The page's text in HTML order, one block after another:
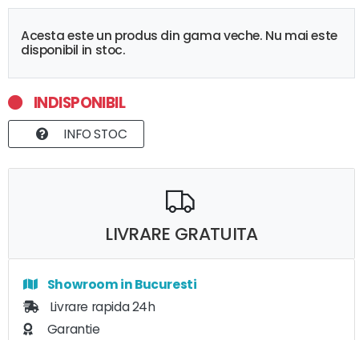
Acesta este un produs din gama veche. Nu mai este
disponibil in stoc.
INDISPONIBIL
INFO STOC
LIVRARE GRATUITA
Showroom in Bucuresti
Livrare rapida 24h
Garantie